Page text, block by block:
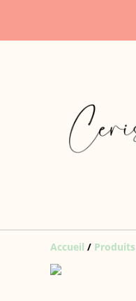
Accueil / Produits